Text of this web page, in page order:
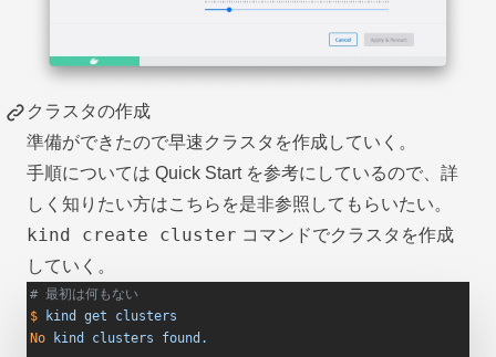
クラスタの作成
準備ができたので早速クラスタを作成していく。
手順については Quick Startを参考にしているので、詳
しく知りたい方はこちらを是非参照してもらいたい。
kind create cluster コマンドでクラスタを作成
していく。
# 最初は何もない
$ kind get clusters
No kind clusters found.